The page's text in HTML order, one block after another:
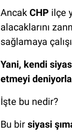
Ancak CHP ilçe
alacaklarını
sağlamaya
Yani, kendi
etmeyi
İşte bu nedir?
Bu bir siyasi